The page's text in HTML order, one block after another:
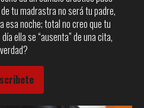
tu madrastra no será tu padre,
esa noche; total no creo que tu
ella se “ausenta” de una cita,